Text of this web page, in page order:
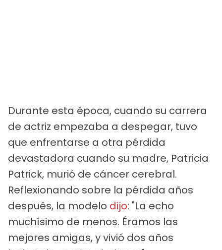
Durante esta época, cuando su carrera
de actriz empezaba a despegar, tuvo
que enfrentarse a otra pérdida
devastadora cuando su madre, Patricia
Patrick, murió de cáncer cerebral.
Reflexionando sobre la pérdida años
después, la modelo dijo: "La echo
muchísimo de menos. Éramos las
mejores amigas, y vivió dos años